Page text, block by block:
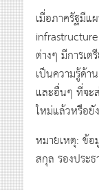
เมื่อภาครัฐมี
ต่างๆ มีการเ
เป็นความรู้ด้า
และอื่นๆ ที่จะ
ใหม่แล้วหรือยั
หมายเหตุ: ข้
สกุล รองประ